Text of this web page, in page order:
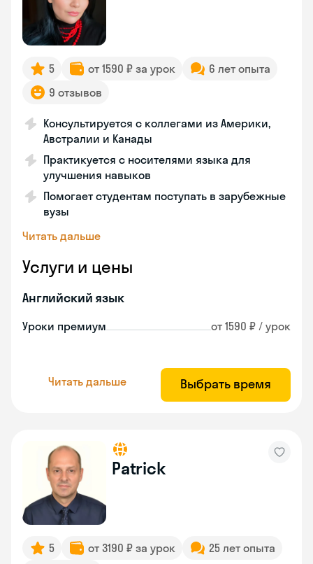
5 от 1590 ₽ за урок
6 лет опыта
9 отзывов
Консультируется с коллегами из Америки,
Австралии и Канады
Практикуется с носителями языка для
улучшения навыков
Помогает студентам поступать в зарубежные
вузы
Читать дальше
Услуги и цены
Английский язык
Уроки премиум от 1590 ₽ / урок
Читать дальше Выбрать время
Patrick
5 от 3190 ₽ за урок
25 лет опыта